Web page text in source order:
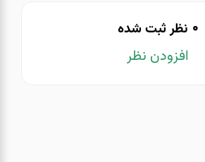
0 نظر ثبت شده
افزودن نظر